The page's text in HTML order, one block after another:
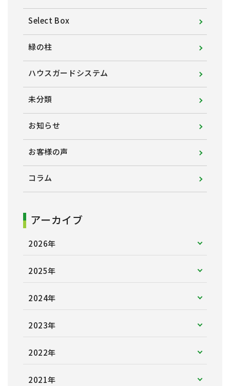
Select Box
緑の柱
ハウスガードシステム
未分類
お知らせ
お客様の声
コラム
アーカイブ
2026年
2025年
2024年
2023年
2022年
2021年